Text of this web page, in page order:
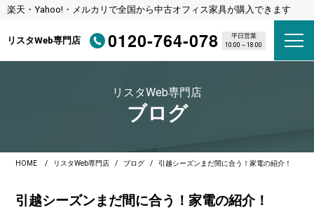
楽天・Yahoo!・メルカリで全国から中古オフィス家具が購入できます
リスタWeb専門店 0120-764-078
平日営業
10:00～18:00
リスタWeb専門店
ブログ
HOME リスタWeb専門店 ブログ 引越シーズンまだ間に合う！家電の紹介！
引越シーズンまだ間に合う！家電の紹介！